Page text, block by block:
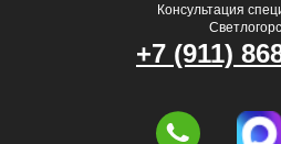
Консультация
+7 (911)